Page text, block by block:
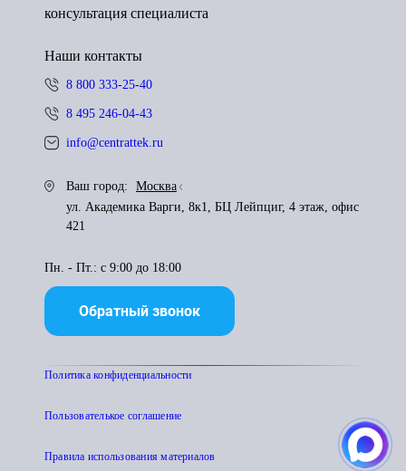
консультация специалиста
Наши контакты
8 800 333-25-40
8 495 246-04-43
info@centrattek.ru
Ваш город:
Москва
ул. Академика Варги, 8к1, БЦ Лейпциг, 4 этаж, офис
421
Пн. - Пт.: с 9:00 до 18:00
Обратный звонок
Политика конфиденциальности
Пользователькое соглашение
Правила использования материалов